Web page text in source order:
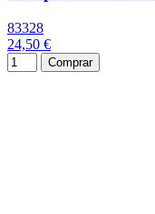
83328
24,50 €
Comprar